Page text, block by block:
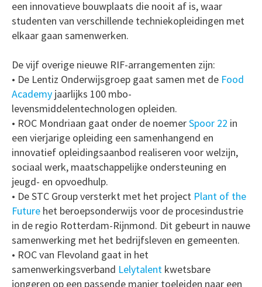
een innovatieve bouwplaats die nooit af is, waar
studenten van verschillende techniekopleidingen met
elkaar gaan samenwerken.
De vijf overige nieuwe RIF-arrangementen zijn:
• De Lentiz Onderwijsgroep gaat samen met de Food
Academy jaarlijks 100 mbo-
levensmiddelentechnologen opleiden.
• ROC Mondriaan gaat onder de noemerSpoor 22 in
een vierjarige opleiding een samenhangend en
innovatief opleidingsaanbod realiseren voor welzijn,
sociaal werk, maatschappelijke ondersteuning en
jeugd- en opvoedhulp.
• De STC Group versterkt met het project Plant of the
Future het beroepsonderwijs voor de procesindustrie
in de regio Rotterdam-Rijnmond. Dit gebeurt in nauwe
samenwerking met het bedrijfsleven en gemeenten.
• ROC van Flevoland gaat in het
samenwerkingsverband Lelytalent kwetsbare
jongeren op een passende manier toeleiden naar een